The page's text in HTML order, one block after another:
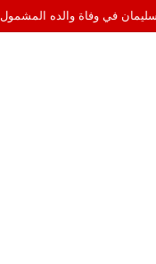
السهرات الفنية في الهواء